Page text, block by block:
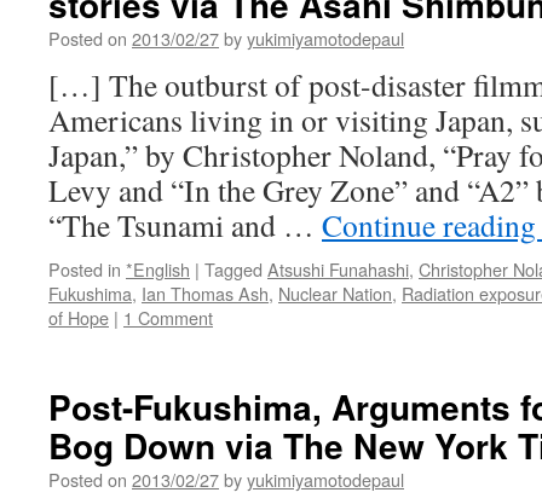
Posted on 2013/02/27byyukimiyamotodepaul
[…] The outburst of post-disaster
Americans living in or visiting Japan,
Japan,” by Christopher Noland, “Pray
Levy and “In the Grey Zone” and
“The Tsunami and … Continue reading
Posted in *English | Tagged Atsushi Funahashi, Christopher
Fukushima, Ian Thomas Ash, Nuclear Nation, Radiation
of Hope | 1 Comment
Post-Fukushima, Arguments
Bog Down via The New York
Posted on 2013/02/27byyukimiyamotodepaul